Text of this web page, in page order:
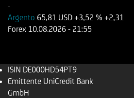
-
Argento 65,81 USD +3,52 % +2,31
Forex 10.08.2026 - 21:55
ISIN DE000HD54PT9
Emittente UniCredit Bank
GmbH